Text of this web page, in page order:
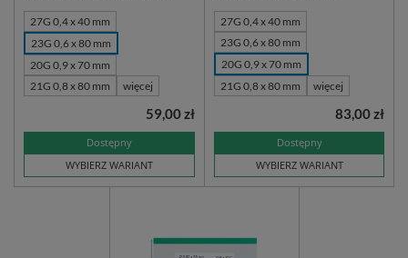
27G 0,4 x 40 mm
23G 0,6 x 80 mm
20G 0,9 x 70 mm
21G 0,8 x 80 mm
więcej
Dostępny
WYBIERZ WARIANT
59,00 zł
27G 0,4 x 40 mm
23G 0,6 x 80 mm
20G 0,9 x 70 mm
21G 0,8 x 80 mm
więcej
Dostępny
WYBIERZ WARIANT
83,00 zł